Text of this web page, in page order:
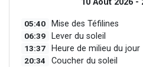
10 Août 2026 -
05:40 Mise des Téfilines
06:39 Lever du soleil
13:37 Heure de milieu du jour
20:34 Coucher du soleil